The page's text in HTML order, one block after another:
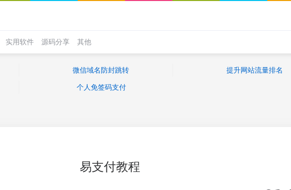
实用软件 源码分享 其他
微信域名防封跳转 提升网站流量排名
个人免签码支付
易支付教程